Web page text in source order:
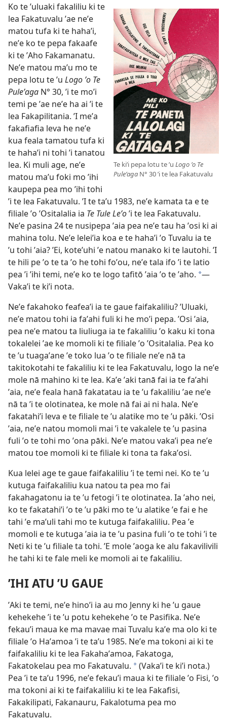
Te kiʼi pepa lotu te ʼu Logo ʼo Te
Puleʼaga N° 30 ʼi te lea Fakatuvalu
Ko te ʼuluaki fakaliliu ki te
lea Fakatuvalu ʼae neʼe
matou tufa ki te hahaʼi,
neʼe ko te pepa fakaafe
ki te ʼAho Fakamanatu.
Neʼe matou maʼu mo te
pepa lotu te ʼu Logo ʼo Te
Puleʼaga N° 30, ʼi te moʼi
temi pe ʼae neʼe ha ai ʼi te
lea Fakapilitania. ʼI meʼa
fakafiafia leva he neʼe
kua feala tamatou tufa ki
te hahaʼi ni tohi ʼi tanatou
lea. Ki muli age, neʼe
matou maʼu foki mo ʼihi
kaupepa pea mo ʼihi tohi
ʼi te lea Fakatuvalu. ʼI te taʼu 1983, neʼe kamata ta e te
filiale ʼo ʼOsitalalia ia Te Tule Leʼoʼi te lea Fakatuvalu.
Neʼe pasina 24 te nusipepa ʼaia pea neʼe tau ha ʼosi ki ai
mahina tolu. Neʼe leleiʼia koa e te hahaʼi ʼo Tuvalu ia te
ʼu tohi ʼaia? ʼEi, koteʼuhi ʼe natou manako ki te lautohi. ʼI
te hili pe ʼo te ta ʼo he tohi foʼou, neʼe tala ifo ʼi te latio
pea ʼi ʼihi temi, neʼe ko te logo tafitō ʼaia ʼo te ʼaho. *—
Vakaʼi te kiʼi nota.
Neʼe fakahoko feafeaʼi ia te gaue faifakaliliu? ʼUluaki,
neʼe matou tohi ia faʼahi fuli ki he moʼi pepa. ʼOsi ʼaia,
pea neʼe matou ta liuliuga ia te fakaliliu ʼo kaku ki tona
tokalelei ʼae ke momoli ki te filiale ʼo ʼOsitalalia. Pea ko
te ʼu tuagaʼane ʼe toko lua ʼo te filiale neʼe nā ta
takitokotahi te fakaliliu ki te lea Fakatuvalu, logo la neʼe
mole nā mahino ki te lea. Kaʼe ʼaki tanā fai ia te faʼahi
ʼaia, neʼe feala hanā fakatatau ia te ʼu fakaliliu ʼae neʼe
nā ta ʼi te olotinatea, ke mole nā fai ai ni hala. Neʼe
fakatahiʼi leva e te filiale te ʼu alatike mo te ʼu pāki. ʼOsi
ʼaia, neʼe natou momoli mai ʼi te vakalele te ʼu pasina
fuli ʼo te tohi mo ʼona pāki. Neʼe matou vakaʼi pea neʼe
matou toe momoli ki te filiale ki tona ta fakaʼosi.
Kua lelei age te gaue faifakaliliu ʼi te temi nei. Ko te ʼu
kutuga faifakaliliu kua natou ta pea mo fai
fakahagatonu ia te ʼu fetogi ʼi te olotinatea. Ia ʼaho nei,
ko te fakatahiʼi ʼo te ʼu pāki mo te ʼu alatike ʼe fai e he
tahi ʼe maʼuli tahi mo te kutuga faifakaliliu. Pea ʼe
momoli e te kutuga ʼaia ia te ʼu pasina fuli ʼo te tohi ʼi te
Neti ki te ʼu filiale ta tohi. ʼE mole ʼaoga ke alu fakavilivili
he tahi ki te fale meli ke momoli ai te fakaliliu.
ʼIHI ATU ʼU GAUE
ʼAki te temi, neʼe hinoʼi ia au mo Jenny ki he ʼu gaue
kehekehe ʼi te ʼu potu kehekehe ʼo te Pasifika. Neʼe
fekauʼi maua ke ma mavae mai Tuvalu kaʼe ma olo ki te
filiale ʼo Haʼamoa ʼi te taʼu 1985. Neʼe ma tokoni ai ki te
faifakaliliu ki te lea Fakahaʼamoa, Fakatoga,
Fakatokelau pea mo Fakatuvalu. *(Vakaʼi te kiʼi nota.)
Pea ʼi te taʼu 1996, neʼe fekauʼi maua ki te filiale ʼo Fisi, ʼo
ma tokoni ai ki te faifakaliliu ki te lea Fakafisi,
Fakakilipati, Fakanauru, Fakalotuma pea mo
Fakatuvalu.